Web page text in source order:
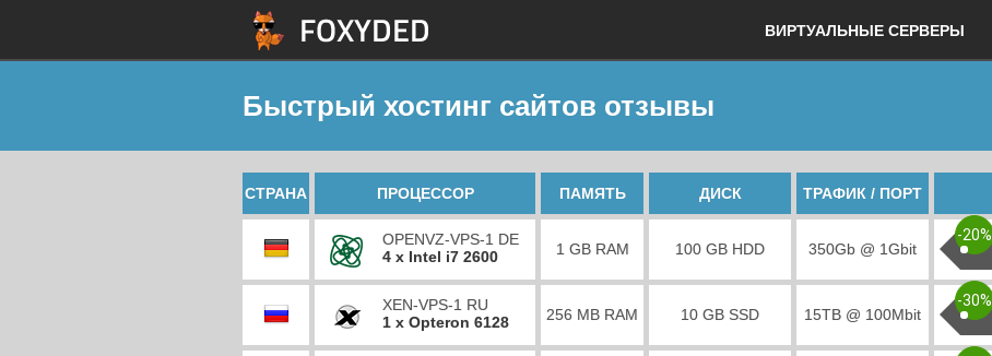
ВИРТУАЛЬНЫЕ СЕРВЕРЫ
Быстрый хостинг сайтов отзывы
СТРАНА ПРОЦЕССОР ПАМЯТЬ ДИСК ТРАФИК / ПОРТ
OPENVZ-VPS-1 DE
4 x Intel i7 2600
1 GB RAM 100 GB HDD 350Gb @ 1Gbit
-20%
XEN-VPS-1 RU
1 x Opteron 6128
256 MB RAM 10 GB SSD 15TB @ 100Mbit
-30%